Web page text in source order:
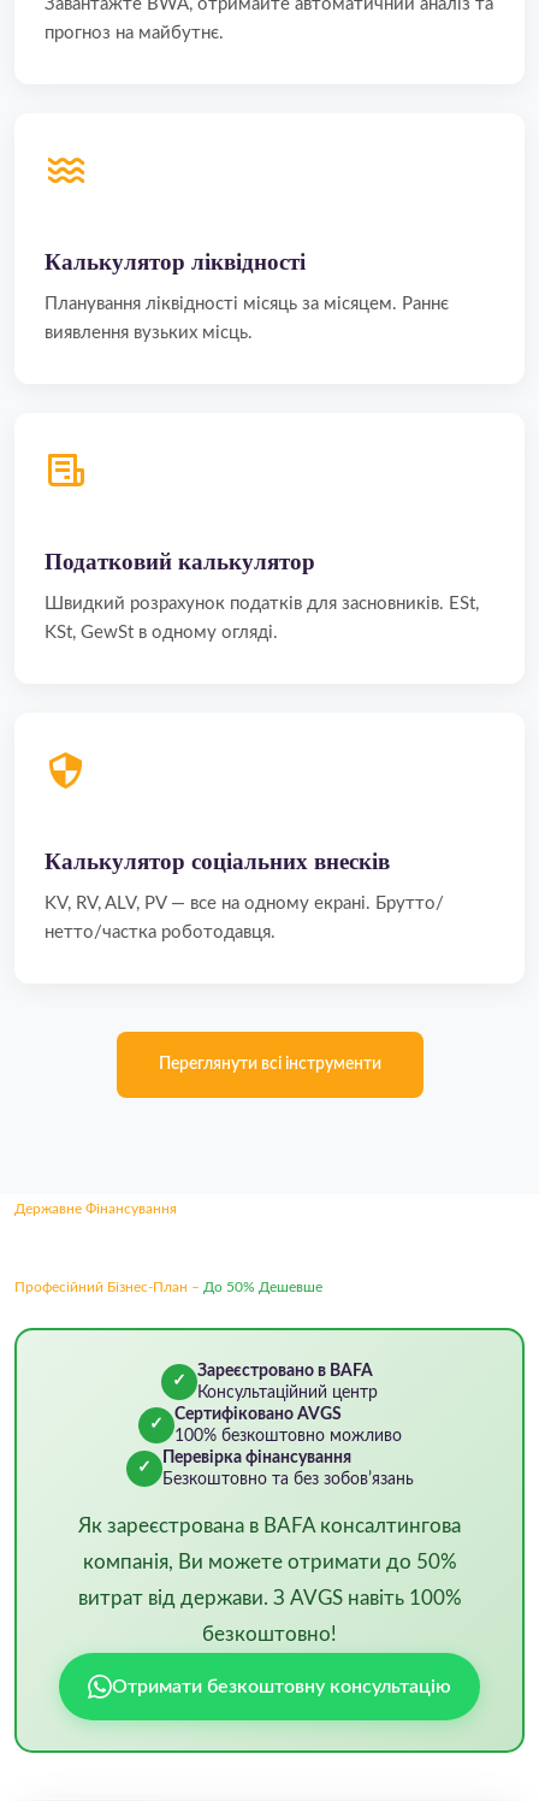
Завантажте BWA, отримайте автоматичний аналіз та
прогноз на майбутнє.
Калькулятор ліквідності
Планування ліквідності місяць за місяцем. Раннє
виявлення вузьких місць.
Податковий калькулятор
Швидкий розрахунок податків для засновників. ESt,
KSt, GewSt в одному огляді.
Калькулятор соціальних внесків
KV, RV, ALV, PV — все на одному екрані. Брутто/
нетто/частка роботодавця.
Переглянути всі інструменти
Державне Фінансування
Професійний Бізнес-План – До 50% Дешевше
✓
Зареєстровано в BAFA
Консультаційний центр
✓
Сертифіковано AVGS
100% безкоштовно можливо
✓
Перевірка фінансування
Безкоштовно та без зобовʼязань
Як зареєстрована в BAFA консалтингова
компанія, Ви можете отримати до 50%
витрат від держави. З AVGS навіть 100%
безкоштовно!
Отримати безкоштовну консультацію